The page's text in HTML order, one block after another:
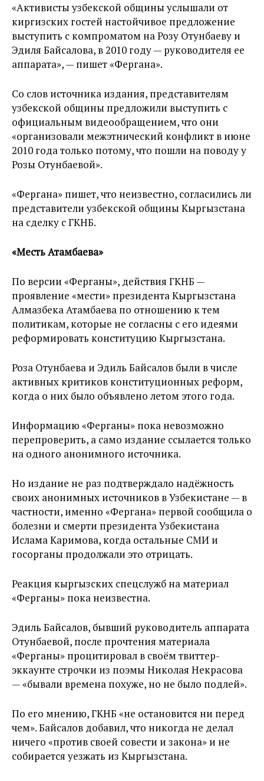
«Активисты узбекской общины услышали от
киргизских гостей настойчивое предложение
выступить с компроматом на Розу Отунбаеву и
Эдиля Байсалова, в 2010 году — руководителя ее
аппарата», — пишет «Фергана».
Со слов источника издания, представителям
узбекской общины предложили выступить с
официальным видеообращением, что они
«организовали межэтнический конфликт в июне
2010 года только потому, что пошли на поводу у
Розы Отунбаевой».
«Фергана» пишет, что неизвестно, согласились ли
представители узбекской общины Кыргызстана
на сделку с ГКНБ.
«Месть Атамбаева»
По версии «Ферганы», действия ГКНБ —
проявление «мести» президента Кыргызстана
Алмазбека Атамбаева по отношению к тем
политикам, которые не согласны с его идеями
реформировать конституцию Кыргызстана.
Роза Отунбаева и Эдиль Байсалов были в числе
активных критиков конституционных реформ,
когда о них было объявлено летом этого года.
Информацию «Ферганы» пока невозможно
перепроверить, а само издание ссылается только
на одного анонимного источника.
Но издание не раз подтверждало надёжность
своих анонимных источников в Узбекистане — в
частности, именно «Фергана» первой сообщила о
болезни и смерти президента Узбекистана
Ислама Каримова, когда остальные СМИ и
госорганы продолжали это отрицать.
Реакция кыргызских спецслужб на материал
«Ферганы» пока неизвестна.
Эдиль Байсалов, бывший руководитель аппарата
Отунбаевой, после прочтения материала
«Ферганы» процитировал в своём твиттер-
эккаунте строчки из поэмы Николая Некрасова
— «бывали времена похуже, но не было подлей».
По его мнению, ГКНБ «не остановится ни перед
чем». Байсалов добавил, что никогда не делал
ничего «против своей совести и закона» и не
собирается уезжать из Кыргызстана.